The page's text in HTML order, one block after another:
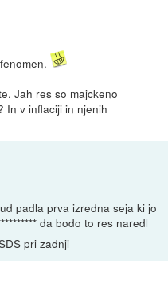
Jah res so majckeno
In v inflaciji in njenih
padla prva izredna seja ki jo
da bodo to res naredl
pri zadnji